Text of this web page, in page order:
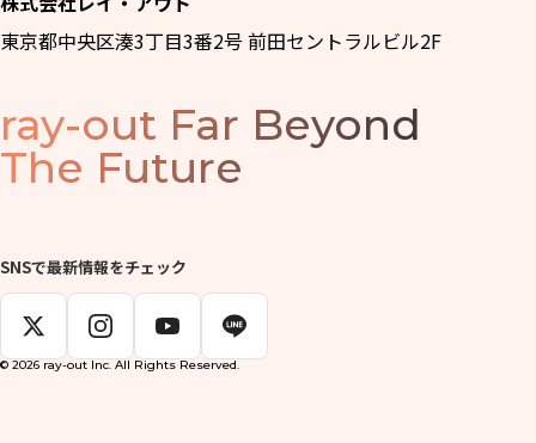
東京都中央区湊3丁目3番2号 前田セントラルビル2F
ray-out Far Beyond
The Future
SNSで最新情報をチェック
© 2026 ray-out Inc. All Rights Reserved.